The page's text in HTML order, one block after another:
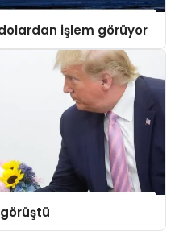
işlem görüyor